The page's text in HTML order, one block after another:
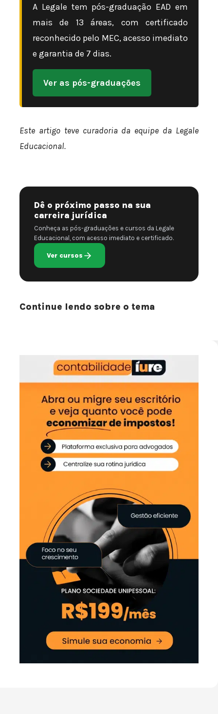
A Legale tem pós-graduação EAD em
mais de 13 áreas, com certificado
reconhecido pelo MEC, acesso imediato
e garantia de 7 dias.
Ver as pós-graduações
Este artigo teve curadoria da equipe da Legale
Educacional.
Dê o próximo passo na sua
carreira jurídica
Conheça as pós-graduações e cursos da Legale
Educacional, com acesso imediato e certificado.
Ver cursos
Continue lendo sobre o tema